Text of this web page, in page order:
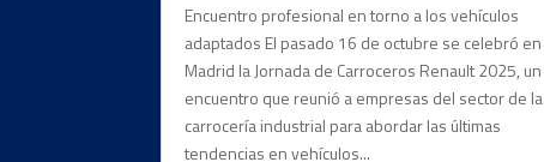
Encuentro profesional en torno a los vehículos
adaptados El pasado 16 de octubre se celebró en
Madrid la Jornada de Carroceros Renault 2025, un
encuentro que reunió a empresas del sector de la
carrocería industrial para abordar las últimas
tendencias en vehículos...